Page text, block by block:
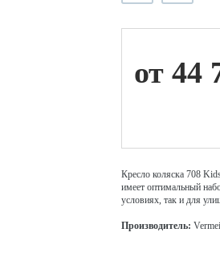
от 44
Кресло коляска 708
имеет оптимальный
условиях, так и для
Производитель: